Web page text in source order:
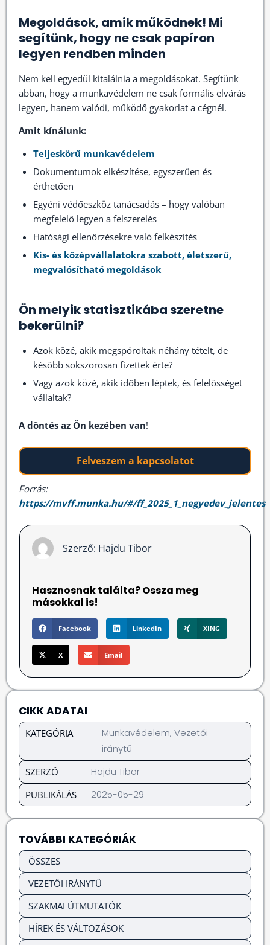
Megoldások, amik működnek! Mi
segítünk, hogy ne csak papíron
legyen rendben minden
Nem kell egyedül kitalálnia a megoldásokat. Segítünk
abban, hogy a munkavédelem ne csak formális elvárás
legyen, hanem valódi, működő gyakorlat a cégnél.
Amit kínálunk:
Teljeskörű munkavédelem
Dokumentumok elkészítése, egyszerűen és
érthetően
Egyéni védőeszköz tanácsadás – hogy valóban
megfelelő legyen a felszerelés
Hatósági ellenőrzésekre való felkészítés
Kis- és középvállalatokra szabott, életszerű,
megvalósítható megoldások
Ön melyik statisztikába szeretne
bekerülni?
Azok közé, akik megspóroltak néhány tételt, de
később sokszorosan fizettek érte?
Vagy azok közé, akik időben léptek, és felelősséget
vállaltak?
A döntés az Ön kezében van!
Felveszem a kapcsolatot
Forrás:
https://mvff.munka.hu/#/ff_2025_1_negyedev_jelentes
Szerző: Hajdu Tibor
Hasznosnak találta? Ossza meg
másokkal is!
Facebook LinkedIn XING
X Email
CIKK ADATAI
KATEGÓRIA Munkavédelem,Vezetői
iránytű
SZERZŐ Hajdu Tibor
PUBLIKÁLÁS 2025-05-29
TOVÁBBI KATEGÓRIÁK
ÖSSZES
VEZETŐI IRÁNYTŰ
SZAKMAI ÚTMUTATÓK
HÍREK ÉS VÁLTOZÁSOK